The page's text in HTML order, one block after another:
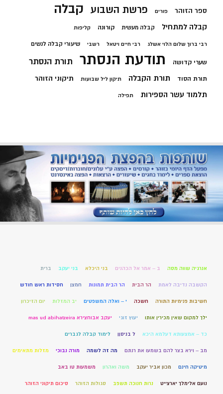
ספר הזוהר פורים פרשת השבוע קבלה
קבלה למתחיל קבלה מעשית קורונה קליפות
רבי ברוך שלום הלוי אשלג רבי חיים ויטאל רשבי שיעורי קבלה לנשים
שערי קדושה תודעת הנסתר תורת הנסתר
תורת הסוד תורת הקבלה תיקון ליל שבועות תיקוני הזוהר
תלמוד עשר הספירות תפילה
אנרגיה שווה מסה ב – אמר אל הכהנים בני היכלא בני יעקב ברית
הקשבה נדיבה לאמת הר הבית הר הבית תמונות חמצן חסידות ראש חודש
חשיבות פנימיות התורה חשכה י – ואלה המשפטים יב המזלות יום הזיכרון
ילך למקום שאין מכירין אותו יעוץ זוגי יעקב אבוחצירא mas ud abihatzeira
כד – אמצעותא דעלמא היכא ל בניסןן לימוד קבלה לגברים
מב – וירא בצר להם בשמעו את רנתם מה זה לשמה מורה נבוכי מזלות מתאימים
מיטיקה חינם מכון אביר יעקב משה ואהרון משמעות טו באב
נועם אלימלך יארצייט נרות חנוכה תשפב סגולות הזוהר סיכום תיקוני הזוהר